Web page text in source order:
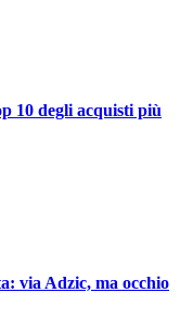
10 degli acquisti più
via Adzic, ma occhio